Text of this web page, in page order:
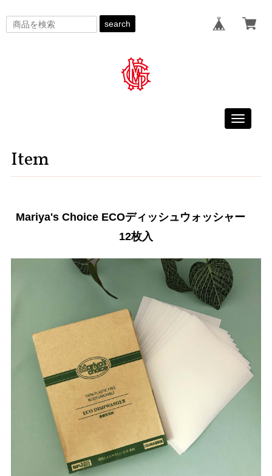
search
Toggle
Item
Mariya's Choice ECOディッシュウォッシャー
12枚入